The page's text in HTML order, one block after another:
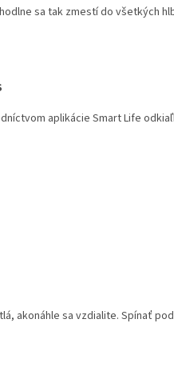
sa tak zmestí do všetkých
aplikácie Smart Life
akonáhle sa vzdialite. Spínať